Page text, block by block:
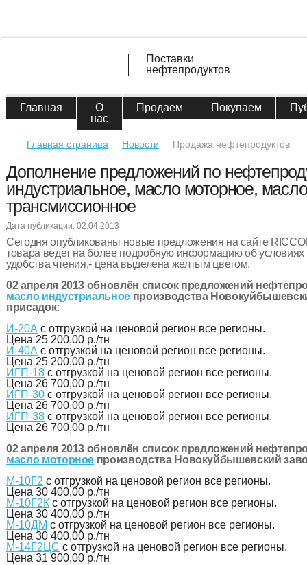
Поставки
нефтепродуктов
Главная
О
нас
Продаем Покупаем
Главная страница Новости Продажа нефтепродуктов
Дополнение предложений по
индустриальное, масло моторное, масло
трансмиссионное
Дата публикации: 02.04.2013
Сегодня опубликованы новые предложения на сайте
товара ведет на более подробную информацию об условиях
удобства чтения,- цена выделена желтым цветом.
02 апреля 2013 обновлён список предложений
масло индустриальное производства
присадок:
И-20А с отгрузкой на ценовой регион все регионы.
Цена 25 200,00 р./тн
И-40А с отгрузкой на ценовой регион все регионы.
Цена 25 200,00 р./тн
ИГП-18 с отгрузкой на ценовой регион все регионы.
Цена 26 700,00 р./тн
ИГП-30 с отгрузкой на ценовой регион все регионы.
Цена 26 700,00 р./тн
ИГП-38 с отгрузкой на ценовой регион все регионы.
Цена 26 700,00 р./тн
02 апреля 2013 обновлён список предложений
масло моторное производства Новокуйбышевский
М-10Г2 с отгрузкой на ценовой регион все регионы.
Цена 30 400,00 р./тн
М-10Г2К с отгрузкой на ценовой регион все регионы.
Цена 30 400,00 р./тн
М-10ДМ с отгрузкой на ценовой регион все регионы.
Цена 30 400,00 р./тн
М-14Г2ЦС с отгрузкой на ценовой регион все регионы.
Цена 31 900,00 р./тн